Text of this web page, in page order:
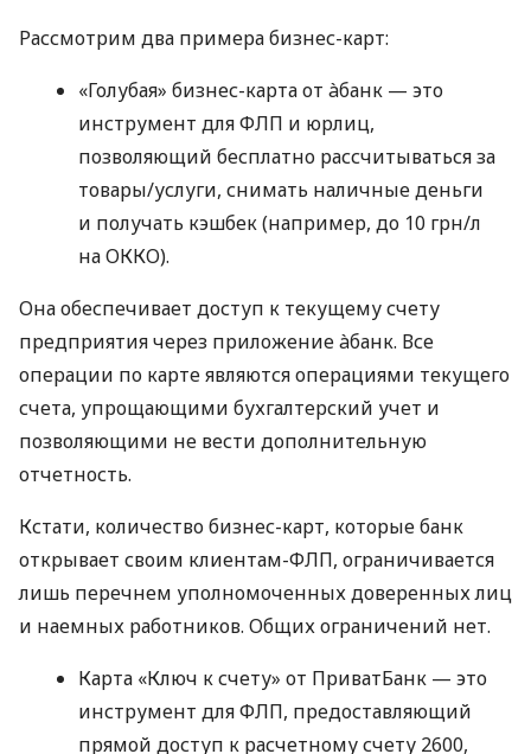
Рассмотрим два примера бизнес-карт:
«Голубая» бизнес-карта от àбанк — это
инструмент для ФЛП и юрлиц,
позволяющий бесплатно рассчитываться за
товары/услуги, снимать наличные деньги
и получать кэшбек (например, до 10 грн/л
на ОККО).
Она обеспечивает доступ к текущему счету
предприятия через приложение àбанк. Все
операции по карте являются операциями текущего
счета, упрощающими бухгалтерский учет и
позволяющими не вести дополнительную
отчетность.
Кстати, количество бизнес-карт, которые банк
открывает своим клиентам-ФЛП, ограничивается
лишь перечнем уполномоченных доверенных лиц
и наемных работников. Общих ограничений нет.
Карта «Ключ к счету» от ПриватБанк — это
инструмент для ФЛП, предоставляющий
прямой доступ к расчетному счету 2600,